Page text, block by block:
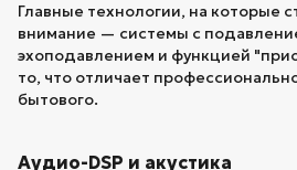
Главные технологии, на которые
внимание — системы с
эхоподавлением и функцией
то, что отличает
бытового.
Аудио-DSP и акустика